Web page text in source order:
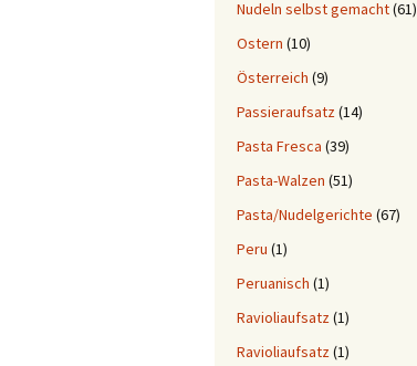
Nudeln selbst gemacht(61)
Ostern (10)
Österreich (9)
Passieraufsatz(14)
Pasta Fresca (39)
Pasta-Walzen (51)
Pasta/Nudelgerichte (67)
Peru (1)
Peruanisch (1)
Ravioliaufsatz(1)
Ravioliaufsatz(1)